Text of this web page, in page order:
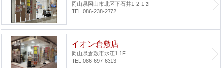
岡山県岡山市北区下石井1-2-1 2F
TEL.086-238-2772
イオン倉敷店
岡山県倉敷市水江1 1F
TEL.086-697-6313